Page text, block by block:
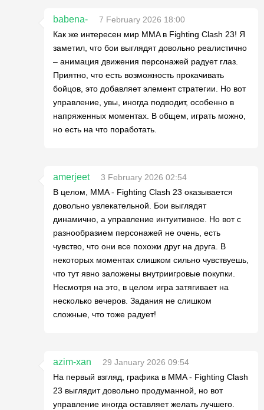
babena-
7 February 2026 18:00
Как же интересен мир MMA в Fighting Clash 23! Я
заметил, что бои выглядят довольно реалистично
– анимация движения персонажей радует глаз.
Приятно, что есть возможность прокачивать
бойцов, это добавляет элемент стратегии. Но вот
управление, увы, иногда подводит, особенно в
напряженных моментах. В общем, играть можно,
но есть на что поработать.
amerjeet
3 February 2026 02:54
В целом, MMA - Fighting Clash 23 оказывается
довольно увлекательной. Бои выглядят
динамично, а управление интуитивное. Но вот с
разнообразием персонажей не очень, есть
чувство, что они все похожи друг на друга. В
некоторых моментах слишком сильно чувствуешь,
что тут явно заложены внутриигровые покупки.
Несмотря на это, в целом игра затягивает на
несколько вечеров. Задания не слишком
сложные, что тоже радует!
azim-xan
29 January 2026 09:54
На первый взгляд, графика в MMA - Fighting Clash
23 выглядит довольно продуманной, но вот
управление иногда оставляет желать лучшего.